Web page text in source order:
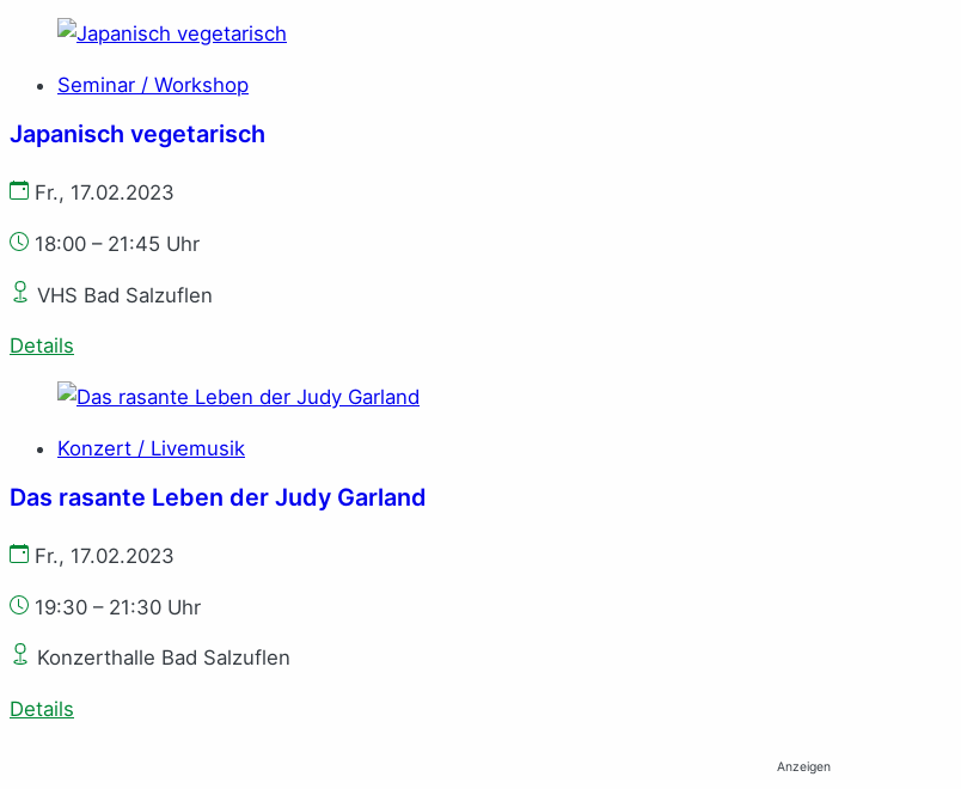
Seminar / Workshop
Japanisch vegetarisch
Fr., 17.02.2023
18:00 – 21:45 Uhr
VHS Bad Salzuflen
Details
Konzert / Livemusik
Das ra­san­te Le­ben der Ju­dy Gar­land
Fr., 17.02.2023
19:30 – 21:30 Uhr
Konzerthalle Bad Salzuflen
Details
Anzeigen